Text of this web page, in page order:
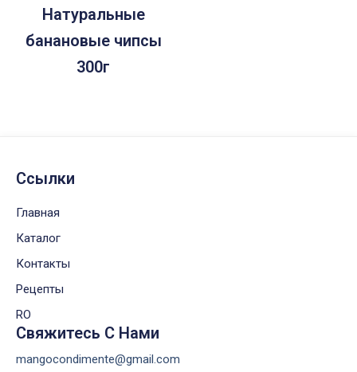
Натуральные
банановые чипсы
300г
Ссылки
Главная
Каталог
Контакты
Рецепты
RO
Свяжитесь С Нами
mangocondimente@gmail.com